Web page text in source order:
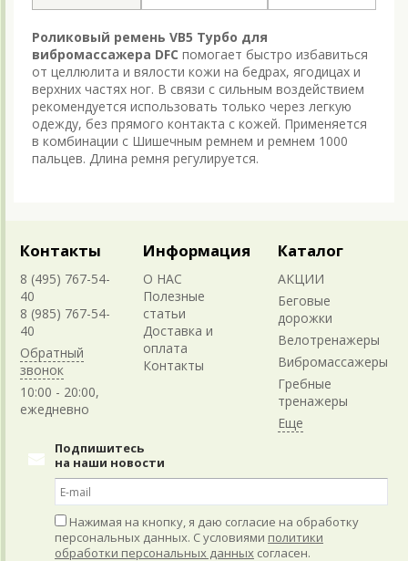
Роликовый ремень VB5 Турбо для
вибромассажера DFC помогает быстро избавиться
от целлюлита и вялости кожи на бедрах, ягодицах и
верхних частях ног. В связи с сильным воздействием
рекомендуется использовать только через легкую
одежду, без прямого контакта с кожей. Применяется
в комбинации с Шишечным ремнем и ремнем 1000
пальцев. Длина ремня регулируется.
Контакты
8 (495) 767-54-
40
8 (985) 767-54-
40
Обратный
звонок
10:00 - 20:00,
ежедневно
Информация
О НАС
Полезные
статьи
Доставка и
оплата
Контакты
Каталог
АКЦИИ
Беговые
дорожки
Велотренажеры
Вибромассажеры
Гребные
тренажеры
Подпишитесь
на наши новости
Нажимая на кнопку, я даю согласие на обработку
персональных данных. С условиями политики
обработки персональных данных согласен.